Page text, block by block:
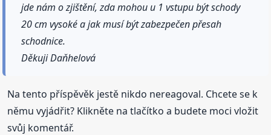
jde nám o zjištění, zda mohou u 1 vstupu být schody
20 cm vysoké a jak musí být zabezpečen přesah
schodnice.
Děkuji Daňhelová
Na tento příspěvěk jestě nikdo nereagoval. Chcete se k
němu vyjádřit? Klikněte na tlačítko a budete moci vložit
svůj komentář.